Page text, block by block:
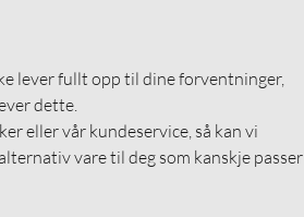
lever fullt opp til dine forventninger,
dette.
eller vår kundeservice, så kan vi
vare til deg som kanskje passer